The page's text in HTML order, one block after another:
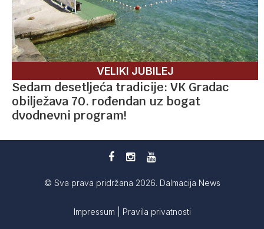
VELIKI JUBILEJ
Sedam desetljeća tradicije: VK Gradac
obilježava 70. rođendan uz bogat
dvodnevni program!
© Sva prava pridržana 2026. Dalmacija News
Impressum Pravila privatnosti